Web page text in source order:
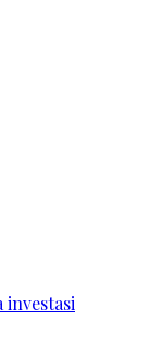
investasi